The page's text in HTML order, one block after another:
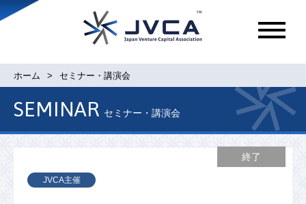
メ
ュ
ホーム セミナー・講演会
SEMINAR セミナー・講演会
JVCA主催
終了